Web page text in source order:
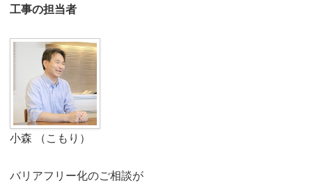
工事の担当者
小森 （こもり）
バリアフリー化のご相談が